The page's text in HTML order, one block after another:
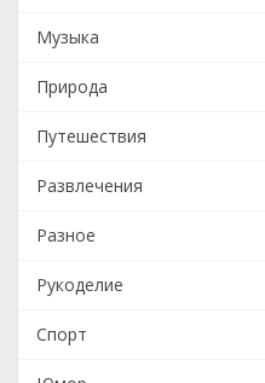
Музыка
Природа
Путешествия
Развлечения
Разное
Рукоделие
Спорт